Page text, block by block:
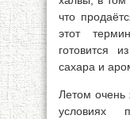
что
этот
готовится
сахара и
Летом
условиях